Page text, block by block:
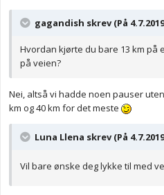
gagandish skrev (På
Hvordan kjørte du bare 13 km på
på veien?
Nei, altså vi hadde noen pauser
km og 40 km for det meste
Luna Llena skrev (På
Vil bare ønske deg lykke til med